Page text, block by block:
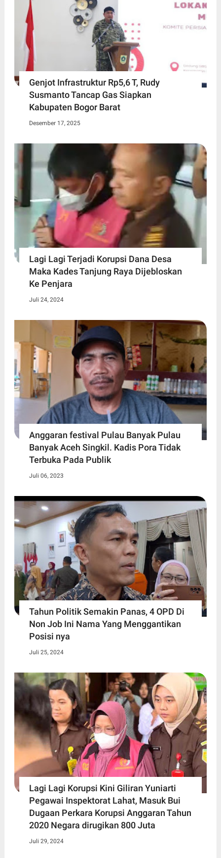
Genjot Infrastruktur Rp5,6 T, Rudy
Susmanto Tancap Gas Siapkan
Kabupaten Bogor Barat
Desember 17, 2025
Lagi Lagi Terjadi Korupsi Dana Desa
Maka Kades Tanjung Raya Dijebloskan
Ke Penjara
Juli 24, 2024
Anggaran festival Pulau Banyak Pulau
Banyak Aceh Singkil. Kadis Pora Tidak
Terbuka Pada Publik
Juli 06, 2023
Tahun Politik Semakin Panas, 4 OPD Di
Non Job Ini Nama Yang Menggantikan
Posisi nya
Juli 25, 2024
Lagi Lagi Korupsi Kini Giliran Yuniarti
Pegawai Inspektorat Lahat, Masuk Bui
Dugaan Perkara Korupsi Anggaran Tahun
2020 Negara dirugikan 800 Juta
Juli 29, 2024